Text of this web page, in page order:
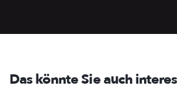
Das könnte Sie auch